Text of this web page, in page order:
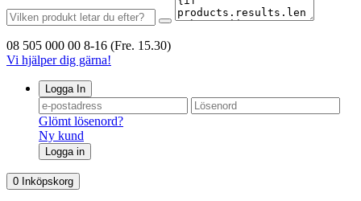
08 505 000 00 8-16 (Fre. 15.30)
Vi hjälper dig gärna!
Logga In
Glömt lösenord?
Ny kund
Logga in
0 Inköpskorg